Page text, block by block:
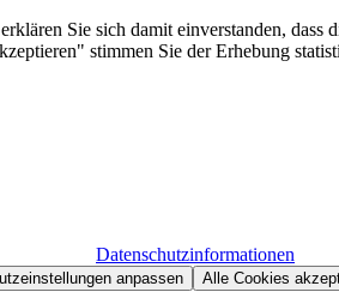
Sie sich damit einverstanden,
stimmen Sie der Erhebung
Datenschutzinformationen
anpassen Alle Cookies